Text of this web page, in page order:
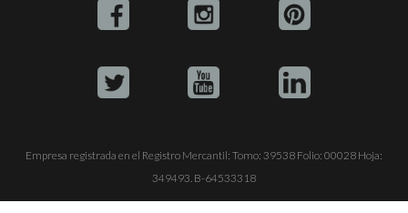
Empresa registrada en el Registro Mercantil: Tomo: 39538 Folio: 00028 Hoja:
349493. B-64533318